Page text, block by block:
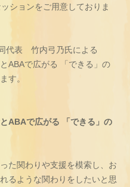
ションをご用意しておりま
代表 竹内弓乃氏による
ABAで広がる 「できる」の
す。
ABAで広がる 「できる」の
た関わりや支援を模索し、お
るような関わりをしたいと思